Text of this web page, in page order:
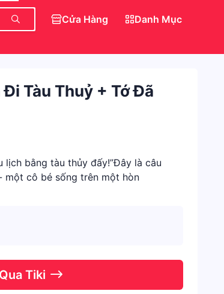
Cửa Hàng Danh Mục
Tàu Thuỷ + Tớ Đã
bằng tàu thủy đấy!”Đây là câu
một cô bé sống trên một hòn
Tiki